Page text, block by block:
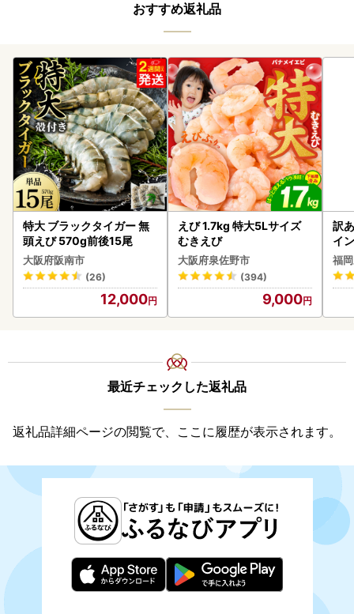
おすすめ返礼品
特大 ブラックタイガー 無
頭えび 570g前後15尾
大阪府阪南市
(26)
12,000
えび 1.7kg 特大5Lサイズ
むきえび
大阪府泉佐野市
(394)
9,000
訳
イ
福
最近チェックした返礼品
返礼品詳細ページの閲覧で、ここに履歴が表示されます。